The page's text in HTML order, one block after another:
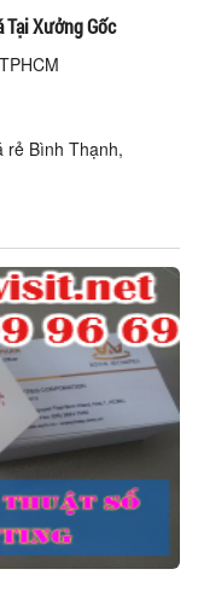
Tại Xưởng Gốc
rẻ Bình Thạnh,